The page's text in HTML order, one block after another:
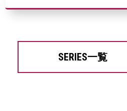
SERIES一覧